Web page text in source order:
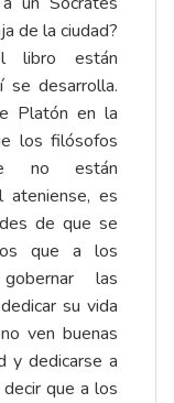
de la ciudad?
libro están
se desarrolla.
Platón en la
los filósofos
no están
ateniense, es
de que se
que a los
las
su vida
ven buenas
y dedicarse a
que a los